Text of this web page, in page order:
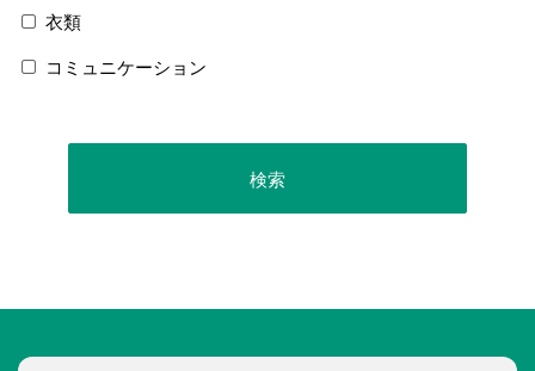
衣類
コミュニケーション